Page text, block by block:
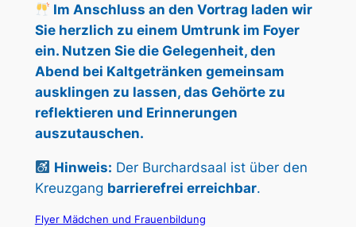
Im Anschluss an den Vortrag laden wir
Sie herzlich zu einem Umtrunk im Foyer
ein. Nutzen Sie die Gelegenheit, den
Abend bei Kaltgetränken gemeinsam
ausklingen zu lassen, das Gehörte zu
reflektieren und Erinnerungen
auszutauschen.
Hinweis: Der Burchardsaal ist über den
Kreuzgang barrierefrei erreichbar.
Flyer Mädchen und Frauenbildung